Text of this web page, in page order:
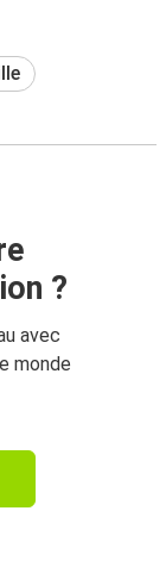
?
avec
monde